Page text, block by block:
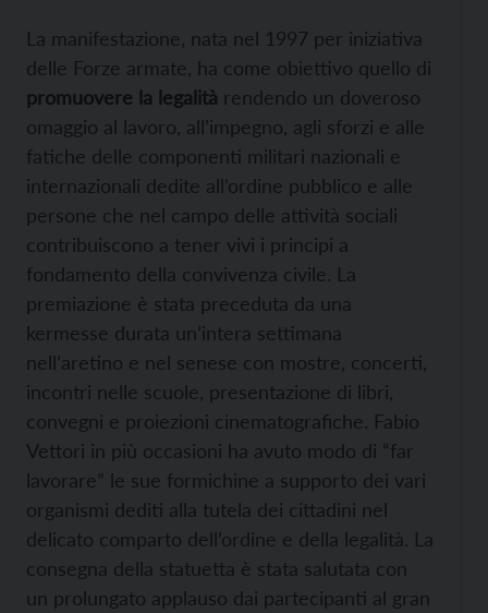
La manifestazione, nata nel 1997 per iniziativa
delle Forze armate, ha come obiettivo quello di
promuovere la legalità rendendo un doveroso
omaggio al lavoro, all’impegno, agli sforzi e alle
fatiche delle componenti militari nazionali e
internazionali dedite all’ordine pubblico e alle
persone che nel campo delle attività sociali
contribuiscono a tener vivi i principi a
fondamento della convivenza civile. La
premiazione è stata preceduta da una
kermesse durata un’intera settimana
nell’aretino e nel senese con mostre, concerti,
incontri nelle scuole, presentazione di libri,
convegni e proiezioni cinematografiche. Fabio
Vettori in più occasioni ha avuto modo di “far
lavorare” le sue formichine a supporto dei vari
organismi dediti alla tutela dei cittadini nel
delicato comparto dell’ordine e della legalità. La
consegna della statuetta è stata salutata con
un prolungato applauso dai partecipanti al gran